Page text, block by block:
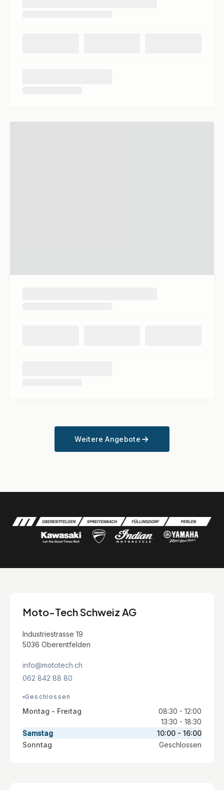
Weitere Angebote
Moto-Tech Schweiz AG
Industriestrasse 19
5036 Oberentfelden
info@mototech.ch
062 842 88 80
Geschlossen
Montag - Freitag
08:30 - 12:00
13:30 - 18:30
Samstag
10:00 - 16:00
Sonntag
Geschlossen